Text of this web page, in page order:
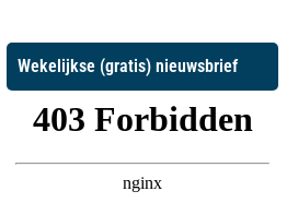
Wekelijkse (gratis) nieuwsbrief